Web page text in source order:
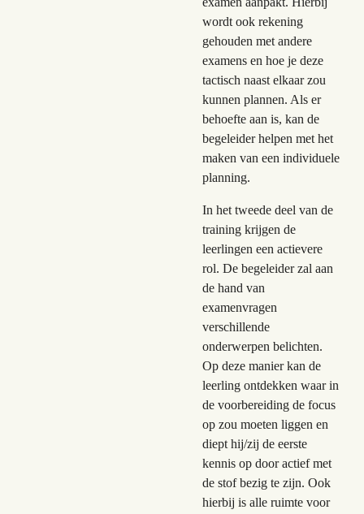
wordt ook rekening
gehouden met andere
examens en hoe je deze
tactisch naast elkaar zou
kunnen plannen. Als er
behoefte aan is, kan de
begeleider helpen met het
maken van een individuele
planning.
In het tweede deel van de
training krijgen de
leerlingen een actievere
rol. De begeleider zal aan
de hand van
examenvragen
verschillende
onderwerpen belichten.
Op deze manier kan de
leerling ontdekken waar in
de voorbereiding de focus
op zou moeten liggen en
diept hij/zij de eerste
kennis op door actief met
de stof bezig te zijn. Ook
hierbij is alle ruimte voor